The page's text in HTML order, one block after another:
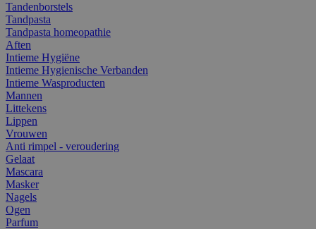
Tandenborstels
Tandpasta
Tandpasta homeopathie
Aften
Intieme Hygiëne
Intieme Hygienische Verbanden
Intieme Wasproducten
Mannen
Littekens
Lippen
Vrouwen
Anti rimpel - veroudering
Gelaat
Mascara
Masker
Nagels
Ogen
Parfum